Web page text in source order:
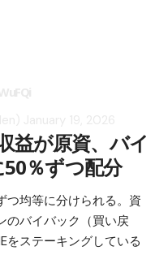
益が原資、バイ
％ずつ配分
均等に分けられる。資
のバイバック（買い戻
をステーキングしている